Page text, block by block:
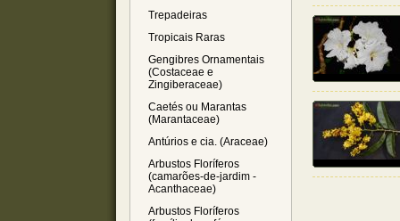
Trepadeiras
Tropicais Raras
Gengibres Ornamentais
(Costaceae e
Zingiberaceae)
Caetés ou Marantas
(Marantaceae)
Antúrios e cia. (Araceae)
Arbustos Floríferos
(camarões-de-jardim -
Acanthaceae)
Arbustos Floríferos